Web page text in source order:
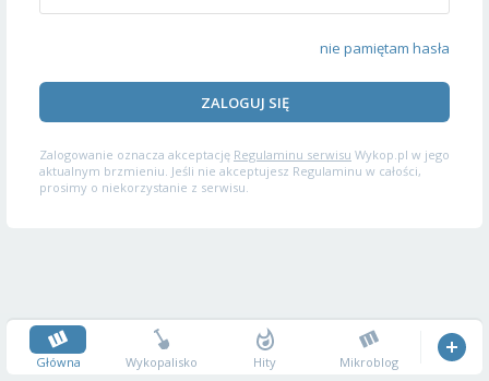
nie pamiętam hasła
ZALOGUJ SIĘ
Zalogowanie oznacza akceptację Regulaminu serwisu Wykop.pl w jego
aktualnym brzmieniu. Jeśli nie akceptujesz Regulaminu w całości,
prosimy o niekorzystanie z serwisu.
Główna Wykopalisko Hity Mikroblog